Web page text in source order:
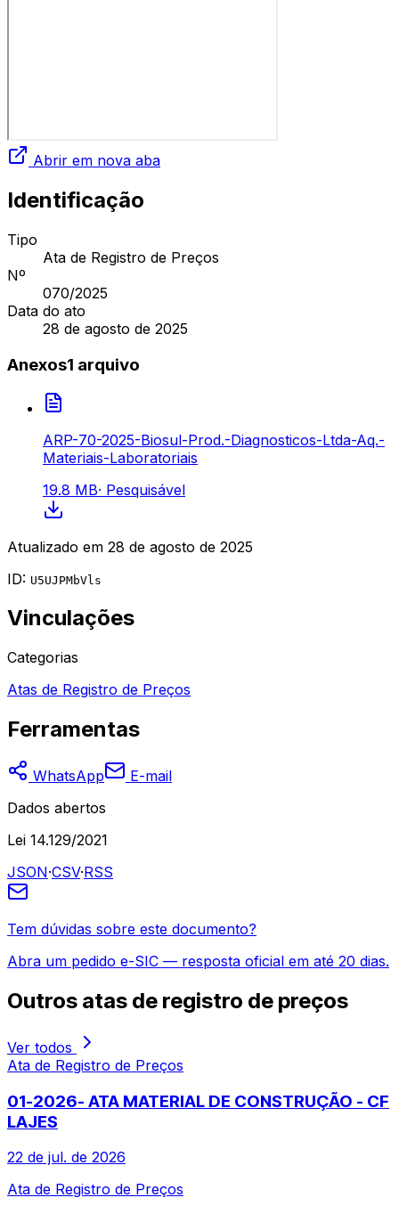
Abrir em nova aba
Identificação
Tipo
Ata de Registro de Preços
Nº
070/2025
Data do ato
28 de agosto de 2025
Anexos1 arquivo
ARP-70-2025-Biosul-Prod.-Diagnosticos-Ltda-Aq.-
Materiais-Laboratoriais
19.8 MB· Pesquisável
Atualizado em 28 de agosto de 2025
ID: U5UJPMbVls
Vinculações
Categorias
Atas de Registro de Preços
Ferramentas
WhatsApp
E-mail
Dados abertos
Lei 14.129/2021
JSON·CSV·RSS
Tem dúvidas sobre este documento?
Abra um pedido e-SIC — resposta oficial em até 20 dias.
Outros atas de registro de preços
Ver todos
Ata de Registro de Preços
01-2026- ATA MATERIAL DE CONSTRUÇÃO - CF
LAJES
22 de jul. de 2026
Ata de Registro de Preços